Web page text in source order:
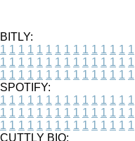
BITLY:
1 1 1 1 1 1 1 1 1 1 1 1 1 1 1
1 1 1 1 1 1 1 1 1 1 1 1 1 1 1
1 1 1 1 1 1 1 1 1 1 1 1 1 1 1
SPOTIFY:
1 1 1 1 1 1 1 1 1 1 1 1 1 1 1
1 1 1 1 1 1 1 1 1 1 1 1 1 1 1
1 1 1 1 1 1 1 1 1 1 1 1 1 1 1
CUTTLY BIO: